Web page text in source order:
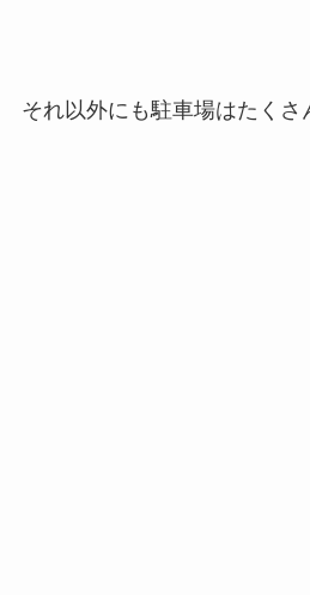
それ以外にも駐車場はたくさ